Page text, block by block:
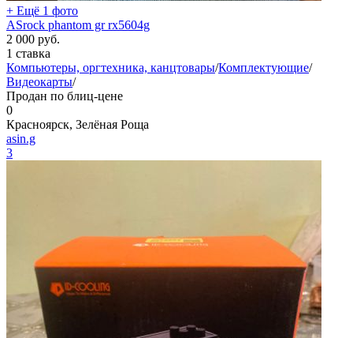
+ Ещё 1 фото
ASrock phantom gr rx5604g
2 000 руб.
1 ставка
Компьютеры, оргтехника, канцтовары/Комплектующие/
Видеокарты/
Продан по блиц-цене
0
Красноярск, Зелёная Роща
asin.g
3